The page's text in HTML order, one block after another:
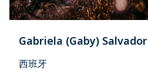
Gabriela (Gaby) Salvador
西班牙